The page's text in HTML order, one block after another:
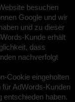
besuchen
Google und wir
und zu dieser
Kunde erhält
dass
nachverfolgt
Cookie eingeholten
AdWords-Kunden
entschieden haben.